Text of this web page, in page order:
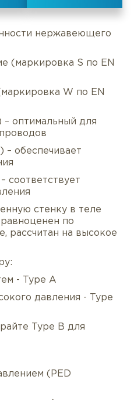
Отзывы/
нержавеющего
(маркировка S по EN
W по EN
– оптимальный для
– обеспечивает
соответствует
стенку в теле
по
рассчитан на высокое
- Type A
давления - Type
Type B для
(PED